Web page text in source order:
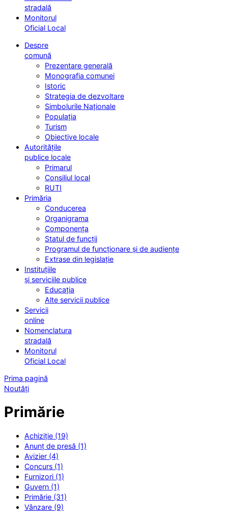
stradală
Monitorul
Oficial Local
Despre
comună
Prezentare generală
Monografia comunei
Istoric
Strategia de dezvoltare
Simbolurile Naționale
Populația
Turism
Obiective locale
Autoritățile
publice locale
Primarul
Consiliul local
RUTI
Primăria
Conducerea
Organigrama
Componența
Statul de funcții
Programul de funcționare și de audiențe
Extrase din legislație
Instituțiile
și serviciile publice
Educația
Alte servicii publice
Servicii
online
Nomenclatura
stradală
Monitorul
Oficial Local
Prima pagină
Noutăți
Primărie
Achiziție (19)
Anunț de presă (1)
Avizier (4)
Concurs (1)
Furnizori (1)
Guvern (1)
Primărie (31)
Vânzare (9)